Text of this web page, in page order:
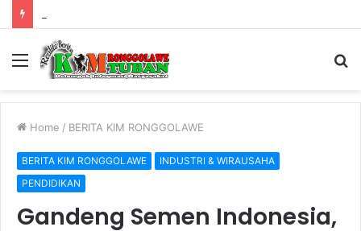
Menu
Home / BERITA KIM RONGGOLAWE
BERITA KIM RONGGOLAWE
INDUSTRI & WIRAUSAHA
PENDIDIKAN
Gandeng Semen Indonesia,